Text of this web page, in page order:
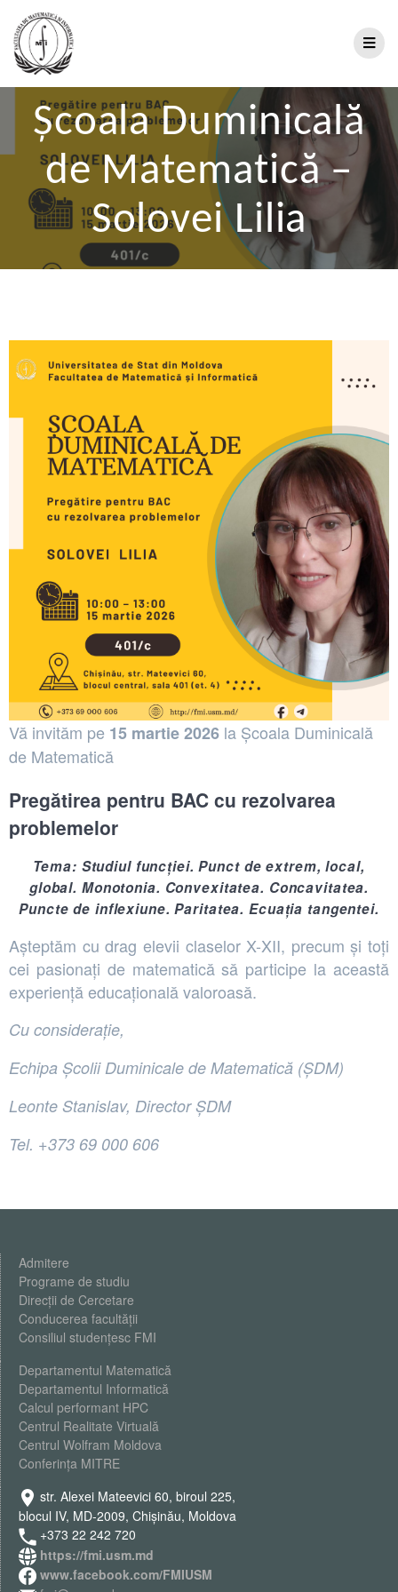
Școala Duminicală
de Matematică –
Solovei Lilia
Vă invităm pe 15 martie 2026 la Școala Duminicală
de Matematică
Pregătirea pentru BAC cu rezolvarea
problemelor
Tema: Studiul funcției. Punct de extrem, local,
global. Monotonia. Convexitatea. Concavitatea.
Puncte de inflexiune. Paritatea. Ecuația tangentei.
Așteptăm cu drag elevii claselor X-XII, precum și toți
cei pasionați de matematică să participe la această
experiență educațională valoroasă.
Cu considerație,
Echipa Școlii Duminicale de Matematică (ȘDM)
Leonte Stanislav, Director ȘDM
Tel. +373 69 000 606
Admitere
Programe de studiu
Direcții de Cercetare
Conducerea facultății
Consiliul studențesc FMI
Departamentul Matematică
Departamentul Informatică
Calcul performant HPC
Centrul Realitate Virtuală
Centrul Wolfram Moldova
Conferința MITRE
str. Alexei Mateevici 60, biroul 225,
blocul IV, MD-2009, Chişinău, Moldova
+373 22 242 720
https://fmi.usm.md
www.facebook.com/FMIUSM